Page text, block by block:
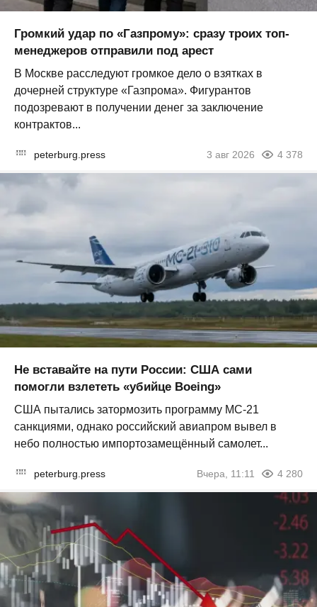
Громкий удар по «Газпрому»: сразу троих топ-
менеджеров отправили под арест
В Москве расследуют громкое дело о взятках в
дочерней структуре «Газпрома». Фигурантов
подозревают в получении денег за заключение
контрактов...
peterburg.press 3 авг 2026 4 378
Не вставайте на пути России: США сами
помогли взлететь «убийце Boeing»
США пытались затормозить программу МС-21
санкциями, однако российский авиапром вывел в
небо полностью импортозамещённый самолет...
peterburg.press Вчера, 11:11 4 280